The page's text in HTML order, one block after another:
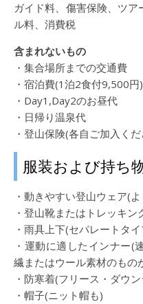
ガイド料、傷害保険、ツ
ル料、消費税
含まれないもの
・集合場所までの交通費
・宿泊費(1泊2食付9,500円)
・Day1,Day2のお昼代
・日帰り温泉代
・登山保険(各自ご加入く
服装および持ち
・動きやすい登山ウェア(
・登山靴またはトレッキン
・雨具上下(セパレートタ
・運動に適したインナー(
繊またはウール素材のもの
・防寒着(フリース・ダウ
・帽子(ニット帽も)